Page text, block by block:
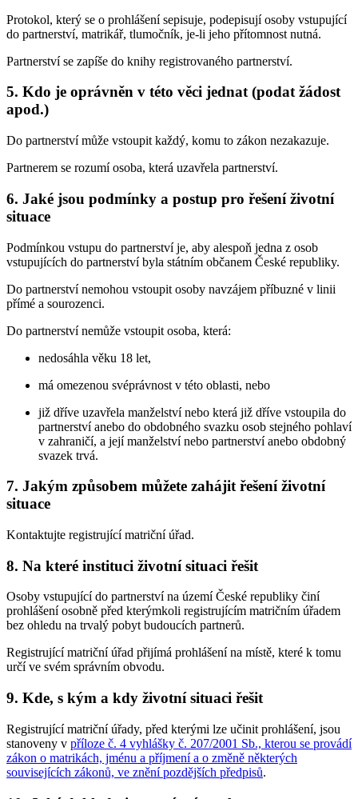
Protokol, který se o prohlášení sepisuje, podepisují osoby vstupující
do partnerství, matrikář, tlumočník, je-li jeho přítomnost nutná.
Partnerství se zapíše do knihy registrovaného partnerství.
5. Kdo je oprávněn v této věci jednat (podat žádost
apod.)
Do partnerství může vstoupit každý, komu to zákon nezakazuje.
Partnerem se rozumí osoba, která uzavřela partnerství.
6. Jaké jsou podmínky a postup pro řešení životní
situace
Podmínkou vstupu do partnerství je, aby alespoň jedna z osob
vstupujících do partnerství byla státním občanem České republiky.
Do partnerství nemohou vstoupit osoby navzájem příbuzné v linii
přímé a sourozenci.
Do partnerství nemůže vstoupit osoba, která:
nedosáhla věku 18 let,
má omezenou svéprávnost v této oblasti, nebo
již dříve uzavřela manželství nebo která již dříve vstoupila do
partnerství anebo do obdobného svazku osob stejného pohlaví
v zahraničí, a její manželství nebo partnerství anebo obdobný
svazek trvá.
7. Jakým způsobem můžete zahájit řešení životní
situace
Kontaktujte registrující matriční úřad.
8. Na které instituci životní situaci řešit
Osoby vstupující do partnerství na území České republiky činí
prohlášení osobně před kterýmkoli registrujícím matričním úřadem
bez ohledu na trvalý pobyt budoucích partnerů.
Registrující matriční úřad přijímá prohlášení na místě, které k tomu
určí ve svém správním obvodu.
9. Kde, s kým a kdy životní situaci řešit
Registrující matriční úřady, před kterými lze učinit prohlášení, jsou
stanoveny v příloze č. 4 vyhlášky č. 207/2001 Sb., kterou se provádí
zákon o matrikách, jménu a příjmení a o změně některých
souvisejících zákonů, ve znění pozdějších předpisů.